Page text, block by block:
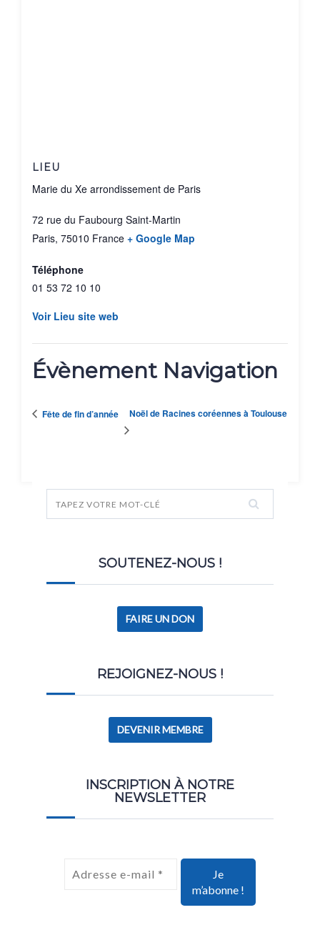
LIEU
Marie du Xe arrondissement de Paris
72 rue du Faubourg Saint-Martin
Paris, 75010 France + Google Map
Téléphone
01 53 72 10 10
Voir Lieu site web
Évènement Navigation
Fête de fin d’année Noël de Racines coréennes à Toulouse
SOUTENEZ-NOUS !
FAIRE UN DON
REJOIGNEZ-NOUS !
DEVENIR MEMBRE
INSCRIPTION À NOTRE
NEWSLETTER